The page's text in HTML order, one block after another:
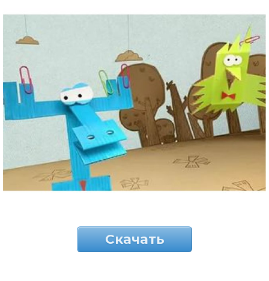
Скачать